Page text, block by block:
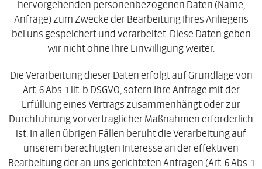
hervorgehenden personenbezogenen Daten (Name,
Anfrage) zum Zwecke der Bearbeitung Ihres Anliegens
bei uns gespeichert und verarbeitet. Diese Daten geben
wir nicht ohne Ihre Einwilligung weiter.
Die Verarbeitung dieser Daten erfolgt auf Grundlage von
Art. 6 Abs. 1 lit. b DSGVO, sofern Ihre Anfrage mit der
Erfüllung eines Vertrags zusammenhängt oder zur
Durchführung vorvertraglicher Maßnahmen erforderlich
ist. In allen übrigen Fällen beruht die Verarbeitung auf
unserem berechtigten Interesse an der effektiven
Bearbeitung der an uns gerichteten Anfragen (Art. 6 Abs. 1